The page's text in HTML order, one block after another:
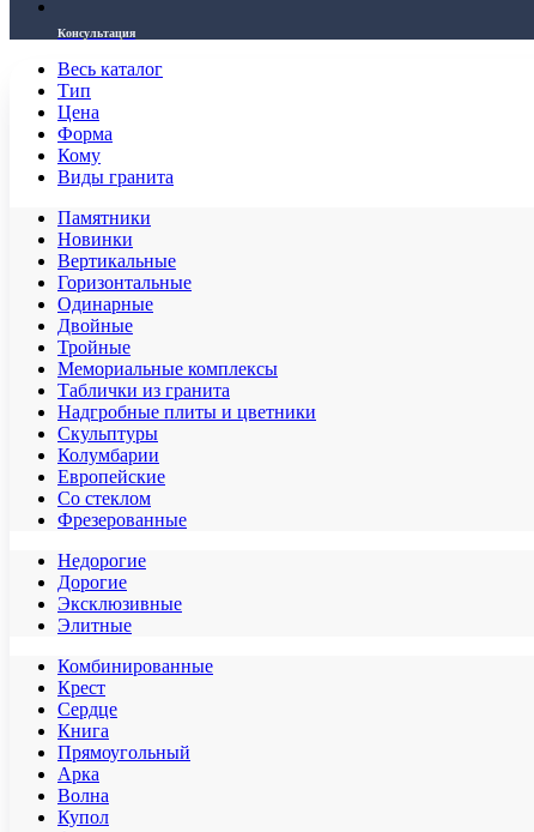
Консультация
Весь каталог
Тип
Цена
Форма
Кому
Виды гранита
Памятники
Новинки
Вертикальные
Горизонтальные
Одинарные
Двойные
Тройные
Мемориальные комплексы
Таблички из гранита
Надгробные плиты и цветники
Скульптуры
Колумбарии
Европейские
Со стеклом
Фрезерованные
Недорогие
Дорогие
Эксклюзивные
Элитные
Комбинированные
Крест
Сердце
Книга
Прямоугольный
Арка
Волна
Купол